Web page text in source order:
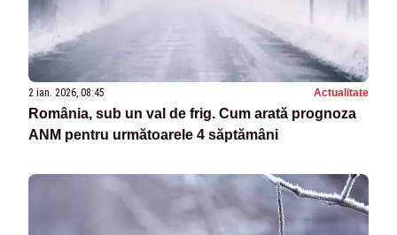
2 ian. 2026, 08:45 Actualitate
România, sub un val de frig. Cum arată prognoza
ANM pentru următoarele 4 săptămâni